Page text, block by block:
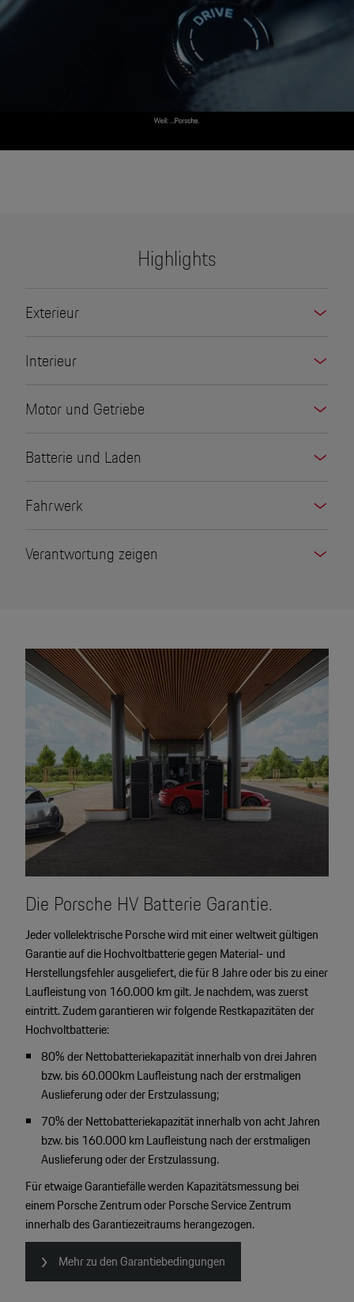
Highlights
Exterieur
Interieur
Motor und Getriebe
Batterie und Laden
Fahrwerk
Verantwortung zeigen
Die Porsche HV Batterie Garantie.
Jeder vollelektrische Porsche wird mit einer weltweit gültigen
Garantie auf die Hochvoltbatterie gegen Material- und
Herstellungsfehler ausgeliefert, die für 8 Jahre oder bis zu einer
Laufleistung von 160.000 km gilt. Je nachdem, was zuerst
eintritt. Zudem garantieren wir folgende Restkapazitäten der
Hochvoltbatterie:
80% der Nettobatteriekapazität innerhalb von drei Jahren
bzw. bis 60.000km Laufleistung nach der erstmaligen
Auslieferung oder der Erstzulassung;
70% der Nettobatteriekapazität innerhalb von acht Jahren
bzw. bis 160.000 km Laufleistung nach der erstmaligen
Auslieferung oder der Erstzulassung.
Für etwaige Garantiefälle werden Kapazitätsmessung bei
einem Porsche Zentrum oder Porsche Service Zentrum
innerhalb des Garantiezeitraums herangezogen.
Mehr zu den Garantiebedingungen